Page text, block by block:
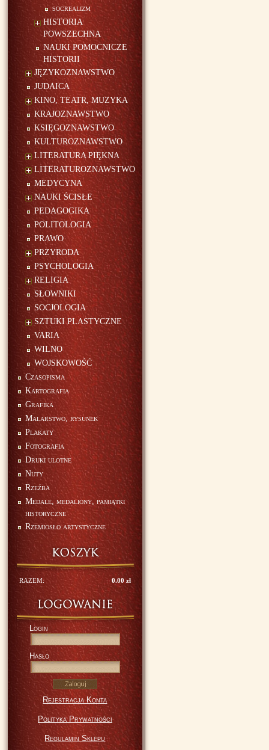
socrealizm
HISTORIA
POWSZECHNA
NAUKI POMOCNICZE
HISTORII
JĘZYKOZNAWSTWO
JUDAICA
KINO, TEATR, MUZYKA
KRAJOZNAWSTWO
KSIĘGOZNAWSTWO
KULTUROZNAWSTWO
LITERATURA PIĘKNA
LITERATUROZNAWSTWO
MEDYCYNA
NAUKI ŚCISŁE
PEDAGOGIKA
POLITOLOGIA
PRAWO
PRZYRODA
PSYCHOLOGIA
RELIGIA
SŁOWNIKI
SOCJOLOGIA
SZTUKI PLASTYCZNE
VARIA
WILNO
WOJSKOWOŚĆ
Czasopisma
Kartografia
Grafika
Malarstwo, rysunek
Plakaty
Fotografia
Druki ulotne
Nuty
Rzeźba
Medale, medaliony, pamiątki
historyczne
Rzemiosło artystyczne
RAZEM: 0.00 zł
Login
Hasło
Rejestracja Konta
Polityka Prywatności
Regulamin Sklepu